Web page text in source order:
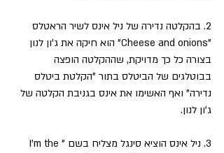
2. בהקלטה נדירה של ניל אינס לשיר הראטלס
"Cheese and onions" הוא חיקה את ג'ון לנון
בצורה כל כך מדויקת, שההקלטה הופצה
בבוטלגים של הביטלס בתור "הקלטת ביטלס
נדירה" ואף האשימו את אינס בגניבת הקלטה של
ג'ון לנון.
3. ניל אינס הוציא סינגל מצליח בשם "I'm the